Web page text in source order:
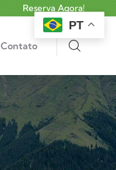
Reserva Agora!
Contato
PT